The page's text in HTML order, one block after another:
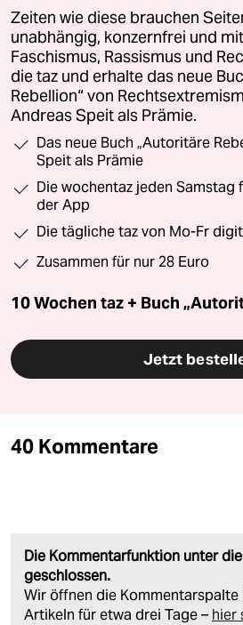
Zeiten wie diese brauchen
unabhängig, konzernfrei und
Faschismus, Rassismus und
die taz und erhalte das neue
Rebellion“ von
Andreas Speit als Prämie.
Das neue Buch „Autoritäre
Speit als Prämie
Die wochentaz jeden Samstag
der App
Die tägliche taz von Mo-Fr
Zusammen für nur 28 Euro
10 Wochen taz + Buch
Jetzt
40 Kommentare
Die Kommentarfunktion unter
geschlossen.
Wir öffnen die Kommentarspalte
Artikeln für etwa drei Tage – hier